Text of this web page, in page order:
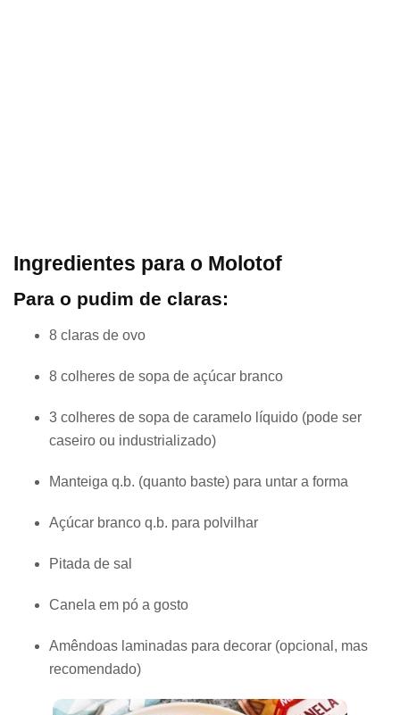
Ingredientes para o Molotof
Para o pudim de claras:
8 claras de ovo
8 colheres de sopa de açúcar branco
3 colheres de sopa de caramelo líquido (pode ser
caseiro ou industrializado)
Manteiga q.b. (quanto baste) para untar a forma
Açúcar branco q.b. para polvilhar
Pitada de sal
Canela em pó a gosto
Amêndoas laminadas para decorar (opcional, mas
recomendado)